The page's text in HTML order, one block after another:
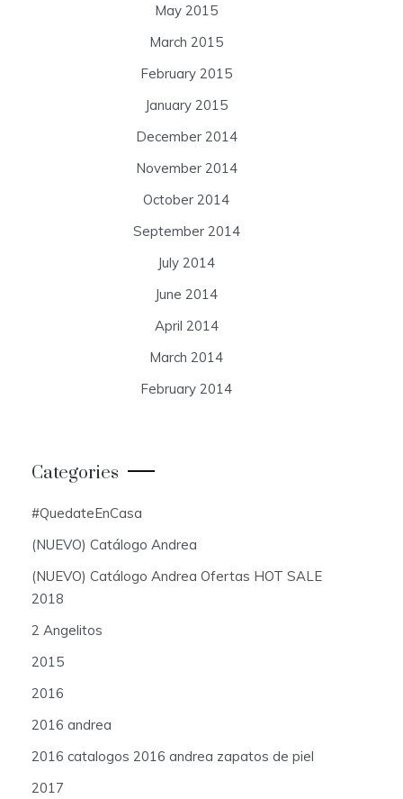
May 2015
March 2015
February 2015
January 2015
December 2014
November 2014
October 2014
September 2014
July 2014
June 2014
April 2014
March 2014
February 2014
Categories
#QuedateEnCasa
(NUEVO) Catálogo Andrea
(NUEVO) Catálogo Andrea Ofertas HOT SALE
2018
2 Angelitos
2015
2016
2016 andrea
2016 catalogos 2016 andrea zapatos de piel
2017